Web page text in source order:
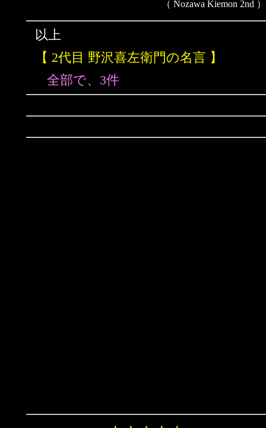
（ Nozawa Kiemon 2nd ）
以上
【 2代目 野沢喜左衛門の名言 】
全部で、3件